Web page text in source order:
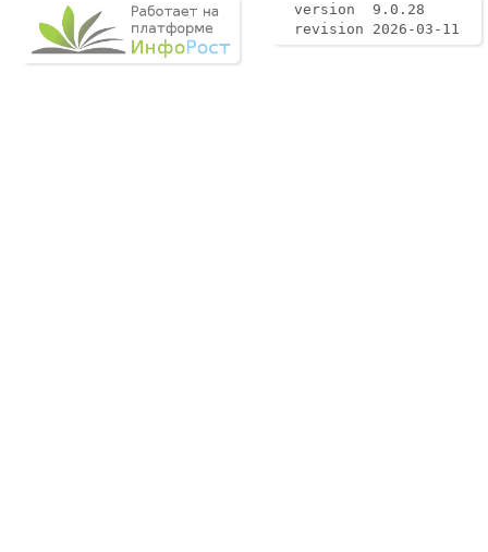
version 9.0.28
revision 2026-03-11